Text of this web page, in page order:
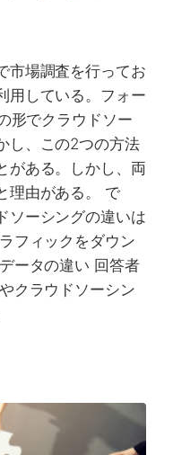
市場調査を行ってお
用している。フォー
形でクラウドソー
し、この2つの方法
がある。しかし、両
理由がある。 で
ソーシングの違いは
フィックをダウン
ータの違い 回答者
クラウドソーシン